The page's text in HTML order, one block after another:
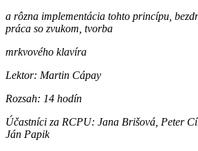
a rôzna implementácia tohto princípu,
práca so zvukom, tvorba
mrkvového klavíra
Lektor: Martin Cápay
Rozsah: 14 hodín
Účastníci za RCPU: Jana Brišová, Peter
Ján Papik